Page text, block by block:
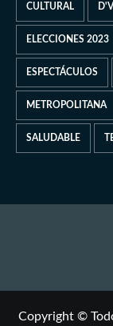
CULTURAL
ELECCIONES 2023
ESPECTÁCULOS
METROPOLITANA
SALUDABLE
Copyright ©